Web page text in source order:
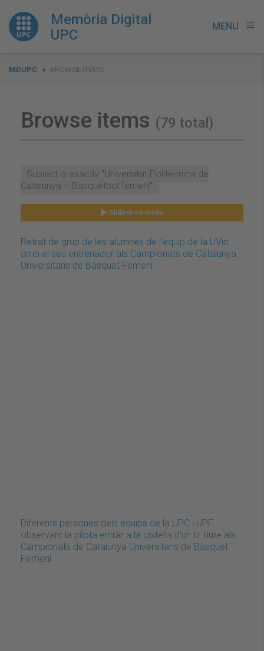
Memòria Digital
UPC
MENU menu
You
MDUPC BROWSE ITEMS
Browse items (79 total)
Subject is exactly "Universitat Politècnica de
Catalunya -- Basquetbol femení"
Slideshow mode
Retrat de grup de les alumnes de l'equip de la UVic
amb el seu entrenador als Campionats de Catalunya
Universitaris de Bàsquet Femení
Diferents persones dels equips de la UPC i UPF
observant la pilota entrar a la cistella d'un tir lliure als
Campionats de Catalunya Universitaris de Bàsquet
Femení